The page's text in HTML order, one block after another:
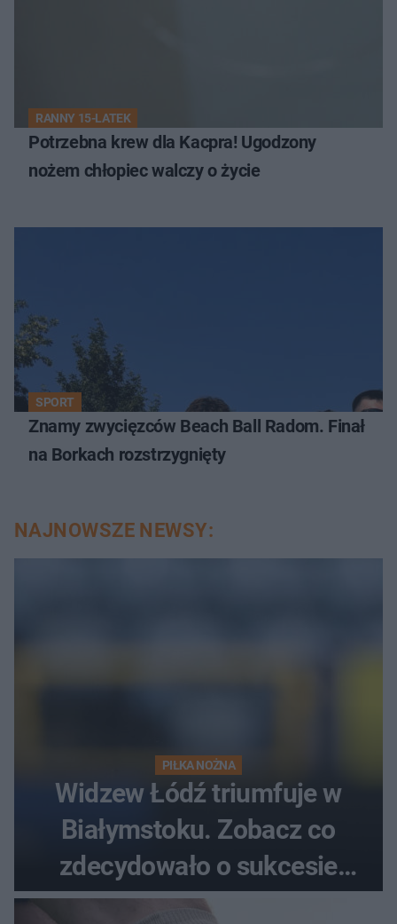
RANNY 15-LATEK
Potrzebna krew dla Kacpra! Ugodzony
nożem chłopiec walczy o życie
SPORT
Znamy zwycięzców Beach Ball Radom. Finał
na Borkach rozstrzygnięty
NAJNOWSZE NEWSY:
PIŁKA NOŻNA
Widzew Łódź triumfuje w
Białymstoku. Zobacz co
zdecydowało o sukcesie
gości